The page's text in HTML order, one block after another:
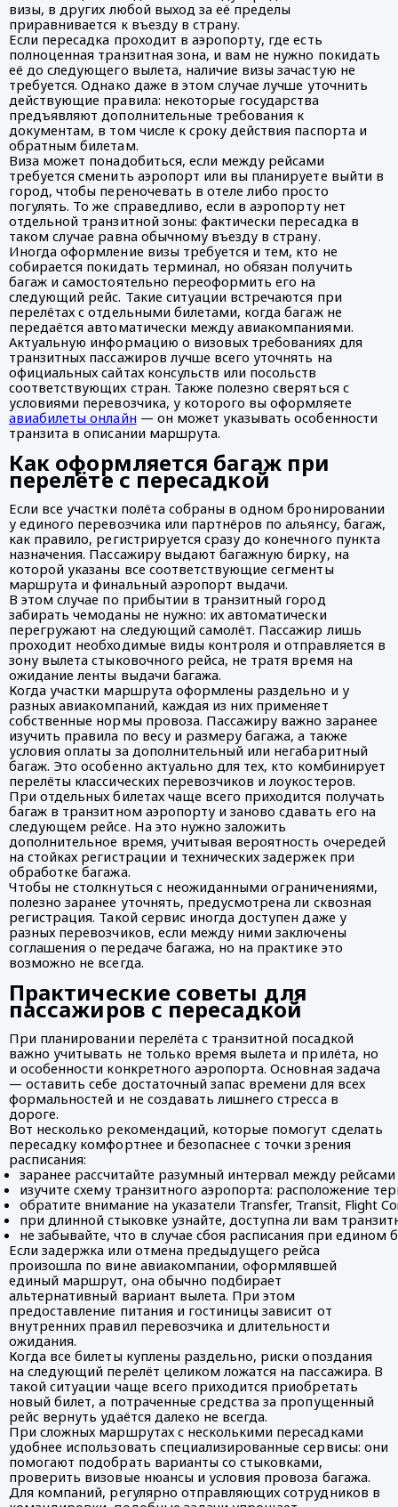
визы, в других любой выход за её пределы
приравнивается к въезду в страну.
Если пересадка проходит в аэропорту, где есть
полноценная транзитная зона, и вам не нужно покидать
её до следующего вылета, наличие визы зачастую не
требуется. Однако даже в этом случае лучше уточнить
действующие правила: некоторые государства
предъявляют дополнительные требования к
документам, в том числе к сроку действия паспорта и
обратным билетам.
Виза может понадобиться, если между рейсами
требуется сменить аэропорт или вы планируете выйти в
город, чтобы переночевать в отеле либо просто
погулять. То же справедливо, если в аэропорту нет
отдельной транзитной зоны: фактически пересадка в
таком случае равна обычному въезду в страну.
Иногда оформление визы требуется и тем, кто не
собирается покидать терминал, но обязан получить
багаж и самостоятельно переоформить его на
следующий рейс. Такие ситуации встречаются при
перелётах с отдельными билетами, когда багаж не
передаётся автоматически между авиакомпаниями.
Актуальную информацию о визовых требованиях для
транзитных пассажиров лучше всего уточнять на
официальных сайтах консульств или посольств
соответствующих стран. Также полезно сверяться с
условиями перевозчика, у которого вы оформляете
авиабилеты онлайн — он может указывать особенности
транзита в описании маршрута.
Как оформляется багаж при
перелёте с пересадкой
Если все участки полёта собраны в одном бронировании
у единого перевозчика или партнёров по альянсу, багаж,
как правило, регистрируется сразу до конечного пункта
назначения. Пассажиру выдают багажную бирку, на
которой указаны все соответствующие сегменты
маршрута и финальный аэропорт выдачи.
В этом случае по прибытии в транзитный город
забирать чемоданы не нужно: их автоматически
перегружают на следующий самолёт. Пассажир лишь
проходит необходимые виды контроля и отправляется в
зону вылета стыковочного рейса, не тратя время на
ожидание ленты выдачи багажа.
Когда участки маршрута оформлены раздельно и у
разных авиакомпаний, каждая из них применяет
собственные нормы провоза. Пассажиру важно заранее
изучить правила по весу и размеру багажа, а также
условия оплаты за дополнительный или негабаритный
багаж. Это особенно актуально для тех, кто комбинирует
перелёты классических перевозчиков и лоукостеров.
При отдельных билетах чаще всего приходится получать
багаж в транзитном аэропорту и заново сдавать его на
следующем рейсе. На это нужно заложить
дополнительное время, учитывая вероятность очередей
на стойках регистрации и технических задержек при
обработке багажа.
Чтобы не столкнуться с неожиданными ограничениями,
полезно заранее уточнять, предусмотрена ли сквозная
регистрация. Такой сервис иногда доступен даже у
разных перевозчиков, если между ними заключены
соглашения о передаче багажа, но на практике это
возможно не всегда.
Практические советы для
пассажиров с пересадкой
При планировании перелёта с транзитной посадкой
важно учитывать не только время вылета и прилёта, но
и особенности конкретного аэропорта. Основная задача
— оставить себе достаточный запас времени для всех
формальностей и не создавать лишнего стресса в
дороге.
Вот несколько рекомендаций, которые помогут сделать
пересадку комфортнее и безопаснее с точки зрения
расписания:
заранее рассчитайте разумный интервал между
изучите схему транзитного аэропорта: расположение
обратите внимание на указатели Transfer, Transit, Flight
при длинной стыковке узнайте, доступна ли вам
не забывайте, что в случае сбоя расписания при
Если задержка или отмена предыдущего рейса
произошла по вине авиакомпании, оформлявшей
единый маршрут, она обычно подбирает
альтернативный вариант вылета. При этом
предоставление питания и гостиницы зависит от
внутренних правил перевозчика и длительности
ожидания.
Когда все билеты куплены раздельно, риски опоздания
на следующий перелёт целиком ложатся на пассажира. В
такой ситуации чаще всего приходится приобретать
новый билет, а потраченные средства за пропущенный
рейс вернуть удаётся далеко не всегда.
При сложных маршрутах с несколькими пересадками
удобнее использовать специализированные сервисы: они
помогают подобрать варианты со стыковками,
проверить визовые нюансы и условия провоза багажа.
Для компаний, регулярно отправляющих сотрудников в